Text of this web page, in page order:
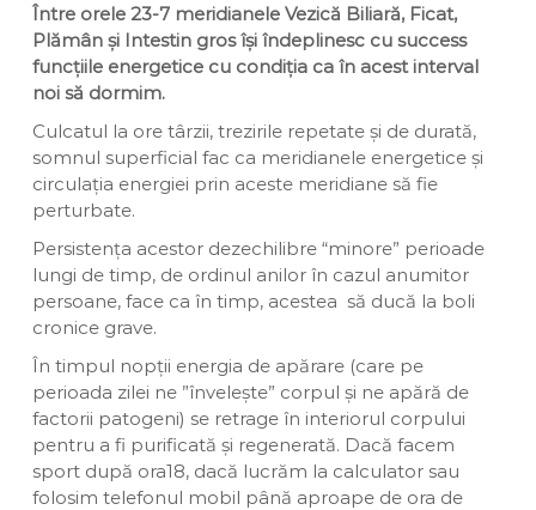
Între orele 23-7 meridianele Vezică Biliară, Ficat,
Plămân și Intestin gros își îndeplinesc cu success
funcțiile energetice cu condiția ca în acest interval
noi să dormim.
Culcatul la ore târzii, trezirile repetate și de durată,
somnul superficial fac ca meridianele energetice și
circulația energiei prin aceste meridiane să fie
perturbate.
Persistența acestor dezechilibre “minore” perioade
lungi de timp, de ordinul anilor în cazul anumitor
persoane, face ca în timp, acestea să ducă la boli
cronice grave.
În timpul nopții energia de apărare (care pe
perioada zilei ne ”învelește” corpul și ne apără de
factorii patogeni) se retrage în interiorul corpului
pentru a fi purificată și regenerată. Dacă facem
sport după ora18, dacă lucrăm la calculator sau
folosim telefonul mobil până aproape de ora de